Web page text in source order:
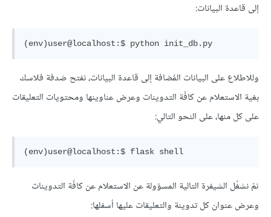
إلى قاعدة البيانات:
(env)user@localhost:$ python init_db.py
وللاطلاع على البيانات المُضافة إلى قاعدة البيانات، نفتح صَدفة فلاسك
بغية الاستعلام عن كافّة التدوينات وعرض عناوينها ومحتويات التعليقات
على كل منها، على النحو التالي:
(env)user@localhost:$ flask shell
ثمّ نشغّل الشيفرة التالية المسؤولة عن الاستعلام عن كافّة التدوينات
وعرض عنوان كل تدوينة والتعليقات عليها أسفلها: